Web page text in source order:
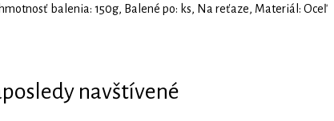
balenia: 150g, Balené po: ks, Na reťaze, Materiál: Oceľ
navštívené